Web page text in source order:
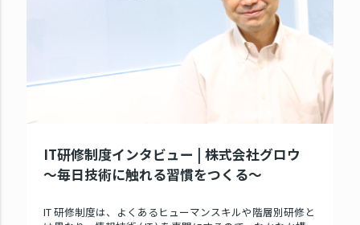
IT研修制度インタビュー | 株式会社グロウ
～毎日技術に触れる習慣をつくる～
IT 研修制度は、よくあるヒューマンスキルや階層別研修と